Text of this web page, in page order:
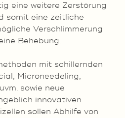
eine weitere Zerstörung
somit eine zeitliche
Verschlimmerung
Behebung.
mit schillernden
Microneedeling,
sowie neue
innovativen
sollen Abhilfe von